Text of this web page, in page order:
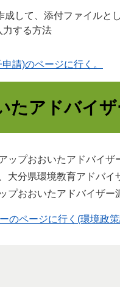
成して、添付ファイルと
力する方法
請)のページに行く。
たアドバイ
プおおいたアドバイザ
分県環境教育アドバイ
おおいたアドバイザー
のページに行く(環境政